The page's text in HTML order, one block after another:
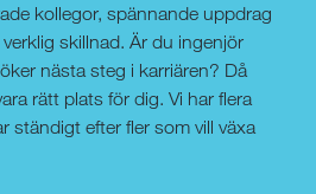
kollegor, spännande uppdrag
skillnad. Är du ingenjör
nästa steg i karriären? Då
rätt plats för dig. Vi har flera
ständigt efter fler som vill växa